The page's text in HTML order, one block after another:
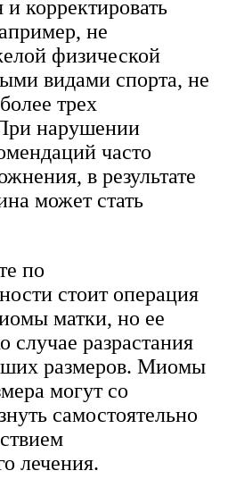
корректировать
не
физической
видами спорта, не
трех
нарушении
часто
в результате
может стать
по
стоит операция
матки, но ее
случае разрастания
размеров. Миомы
могут со
самостоятельно
лечения.